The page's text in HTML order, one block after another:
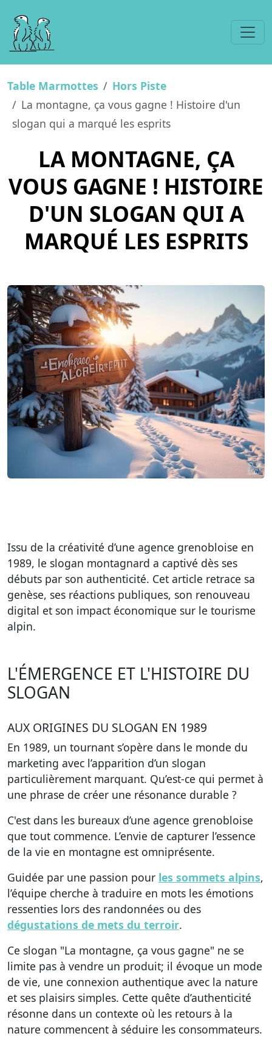
Table Marmottes
Hors Piste
La montagne, ça vous gagne ! Histoire d'un
slogan qui a marqué les esprits
LA MONTAGNE, ÇA
VOUS GAGNE ! HISTOIRE
D'UN SLOGAN QUI A
MARQUÉ LES ESPRITS
Issu de la créativité d’une agence grenobloise en
1989, le slogan montagnard a captivé dès ses
débuts par son authenticité. Cet article retrace sa
genèse, ses réactions publiques, son renouveau
digital et son impact économique sur le tourisme
alpin.
L'ÉMERGENCE ET L'HISTOIRE DU
SLOGAN
AUX ORIGINES DU SLOGAN EN 1989
En 1989, un tournant s’opère dans le monde du
marketing avec l’apparition d’un slogan
particulièrement marquant. Qu’est-ce qui permet à
une phrase de créer une résonance durable ?
C'est dans les bureaux d’une agence grenobloise
que tout commence. L’envie de capturer l’essence
de la vie en montagne est omniprésente.
Guidée par une passion pour les sommets alpins,
l’équipe cherche à traduire en mots les émotions
ressenties lors des randonnées ou des
dégustations de mets du terroir.
Ce slogan "La montagne, ça vous gagne" ne se
limite pas à vendre un produit; il évoque un mode
de vie, une connexion authentique avec la nature
et ses plaisirs simples. Cette quête d’authenticité
résonne dans un contexte où les retours à la
nature commencent à séduire les consommateurs.